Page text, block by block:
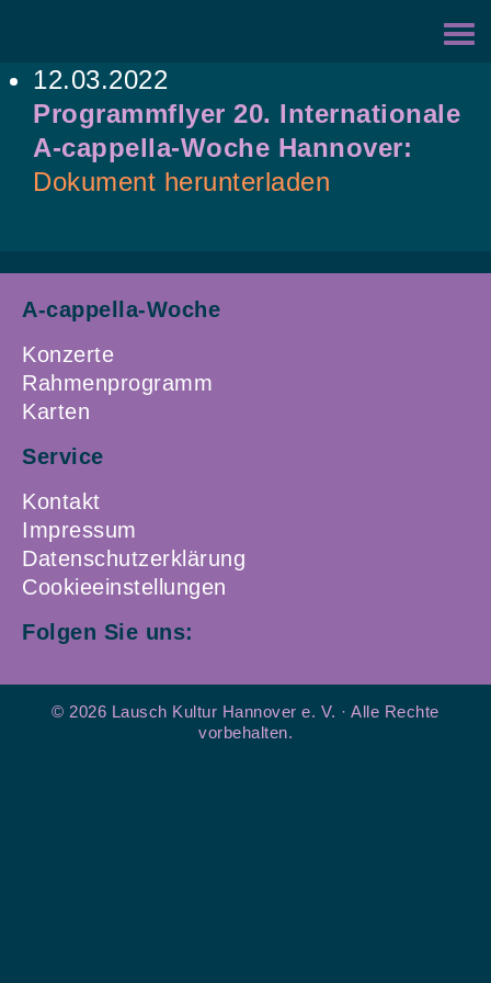
springen
springen
12.03.2022
Programmflyer 20. Internationale
A-cappella-Woche Hannover:
Dokument herunterladen
A-cappella-Woche
Konzerte
Rahmenprogramm
Karten
Service
Kontakt
Impressum
Datenschutzerklärung
Cookieeinstellungen
Folgen Sie uns:
© 2026 Lausch Kultur Hannover e. V. · Alle Rechte
vorbehalten.